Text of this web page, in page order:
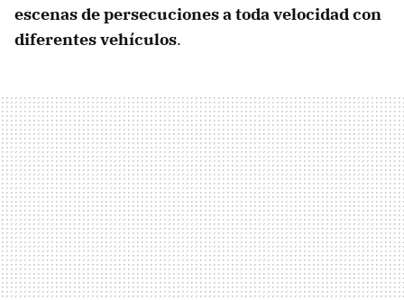
escenas de persecuciones a toda velocidad con
diferentes vehículos.